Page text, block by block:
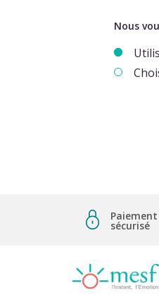
Nous
Paiement
sécurisé